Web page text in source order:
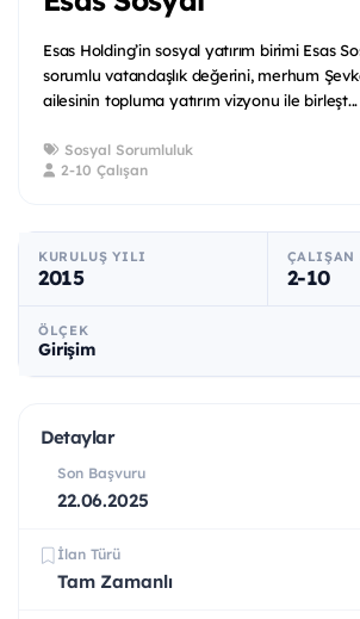
Esas Holding’in sosyal yatırım birimi Esas
sorumlu vatandaşlık değerini, merhum
ailesinin topluma yatırım vizyonu ile birleşt...
Sosyal Sorumluluk
2-10 Çalışan
KURULUŞ YILI
2015
ÇALIŞAN
2-10
ÖLÇEK
Girişim
Detaylar
Son Başvuru
22.06.2025
İlan Türü
Tam Zamanlı